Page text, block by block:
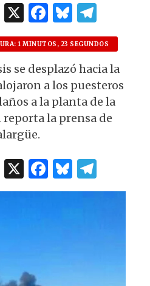
W
h
at
s
A
p
p
X F
a
c
e
b
o
o
B
lu
es
k
y
el
e
g
ra
m
1 MINUTOS, 23 SEGUNDOS
se desplazó hacia la
a los puesteros
a la planta de la
reporta la prensa de
W
h
X F
a
B
lu el
m